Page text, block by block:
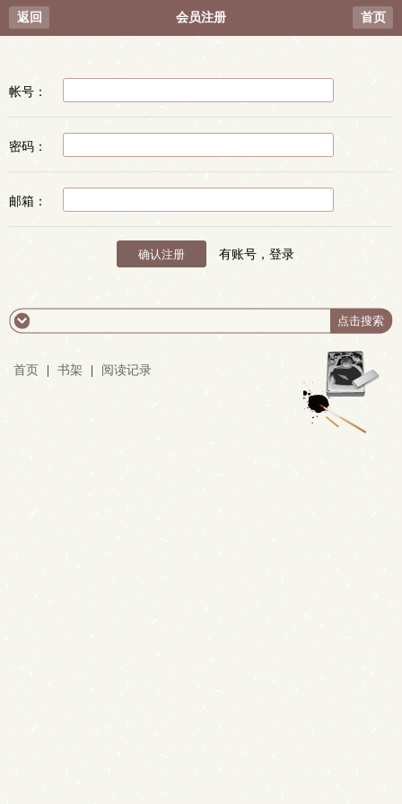
返回 会员注册 首页
帐号：
密码：
邮箱：
有账号，登录
首页 书架 阅读记录